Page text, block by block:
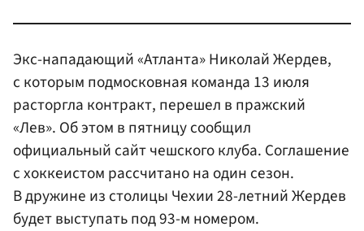
Экс-нападающий «Атланта» Николай Жердев,
с которым подмосковная команда 13 июля
расторгла контракт, перешел в пражский
«Лев». Об этом в пятницу сообщил
официальный сайт чешского клуба. Соглашение
с хоккеистом рассчитано на один сезон.
В дружине из столицы Чехии 28-летний Жердев
будет выступать под 93-м номером.